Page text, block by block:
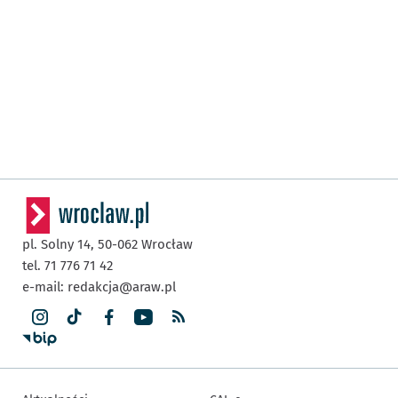
pl. Solny 14, 50-062 Wrocław
tel. 71 776 71 42
e-mail: redakcja@araw.pl